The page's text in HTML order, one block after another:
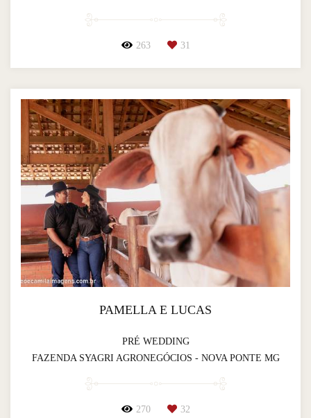
263 31
PAMELLA E LUCAS
PRÉ WEDDING
FAZENDA SYAGRI AGRONEGÓCIOS - NOVA PONTE MG
270 32